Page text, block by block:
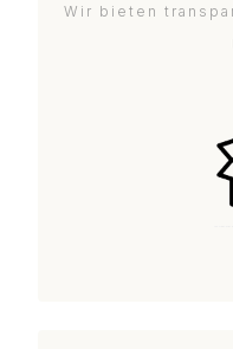
Wir bieten